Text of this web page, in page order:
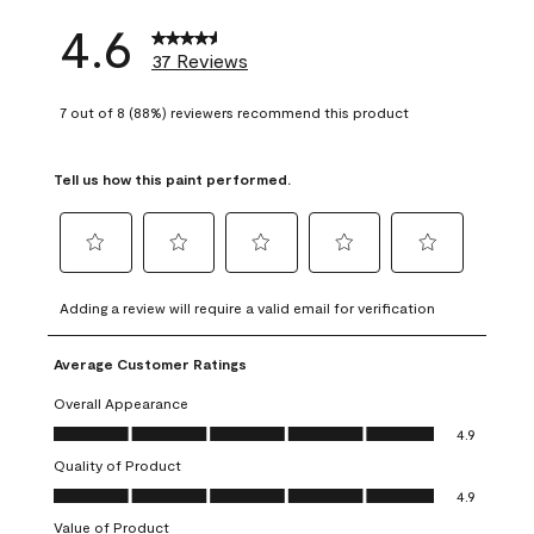
4.6 37 Reviews
7 out of 8 (88%) reviewers recommend this product
Tell us how this paint performed.
to
rate
the
item
with
1
This
action
will
to
rate
the
with
2
This
action
will
to
rate
the
item
3
action
to
rate
4
action
to
rate
5
action
Adding a review will require a valid email for verification
Average Customer Ratings
Overall Appearance
Overall Appearance, 4.9 out of 5
4.9
Quality of Product
Quality of Product, 4.9 out of 5
4.9
Value of Product